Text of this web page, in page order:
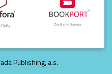
Publishing, a.s.